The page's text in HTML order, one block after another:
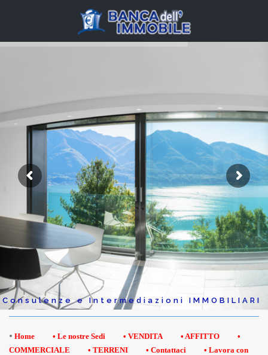
Consulenze e Intermediazioni IMMOBILIARI
• Home • Le nostre Sedi • VENDITA • AFFITTO
•
COMMERCIALE
• TERRENI • Contattaci
• Lavora con